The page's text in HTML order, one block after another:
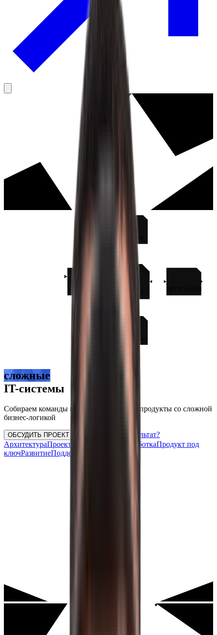
ИНТЕГРАЦИИ
сложные
IT-системы
Собираем команды и создаём цифровые продукты со сложной
бизнес-логикой
ОБСУДИТЬ ПРОЕКТ
Кто отвечает за результат?
АрхитектураПроектируем систему РазработкаПродукт под
ключРазвитиеПоддержка и развитие